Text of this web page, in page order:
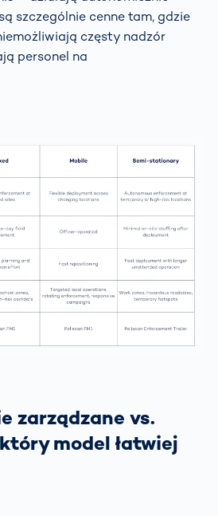
szczególnie cenne tam, gdzie
częsty nadzór
personel na
zarządzane vs.
model łatwiej